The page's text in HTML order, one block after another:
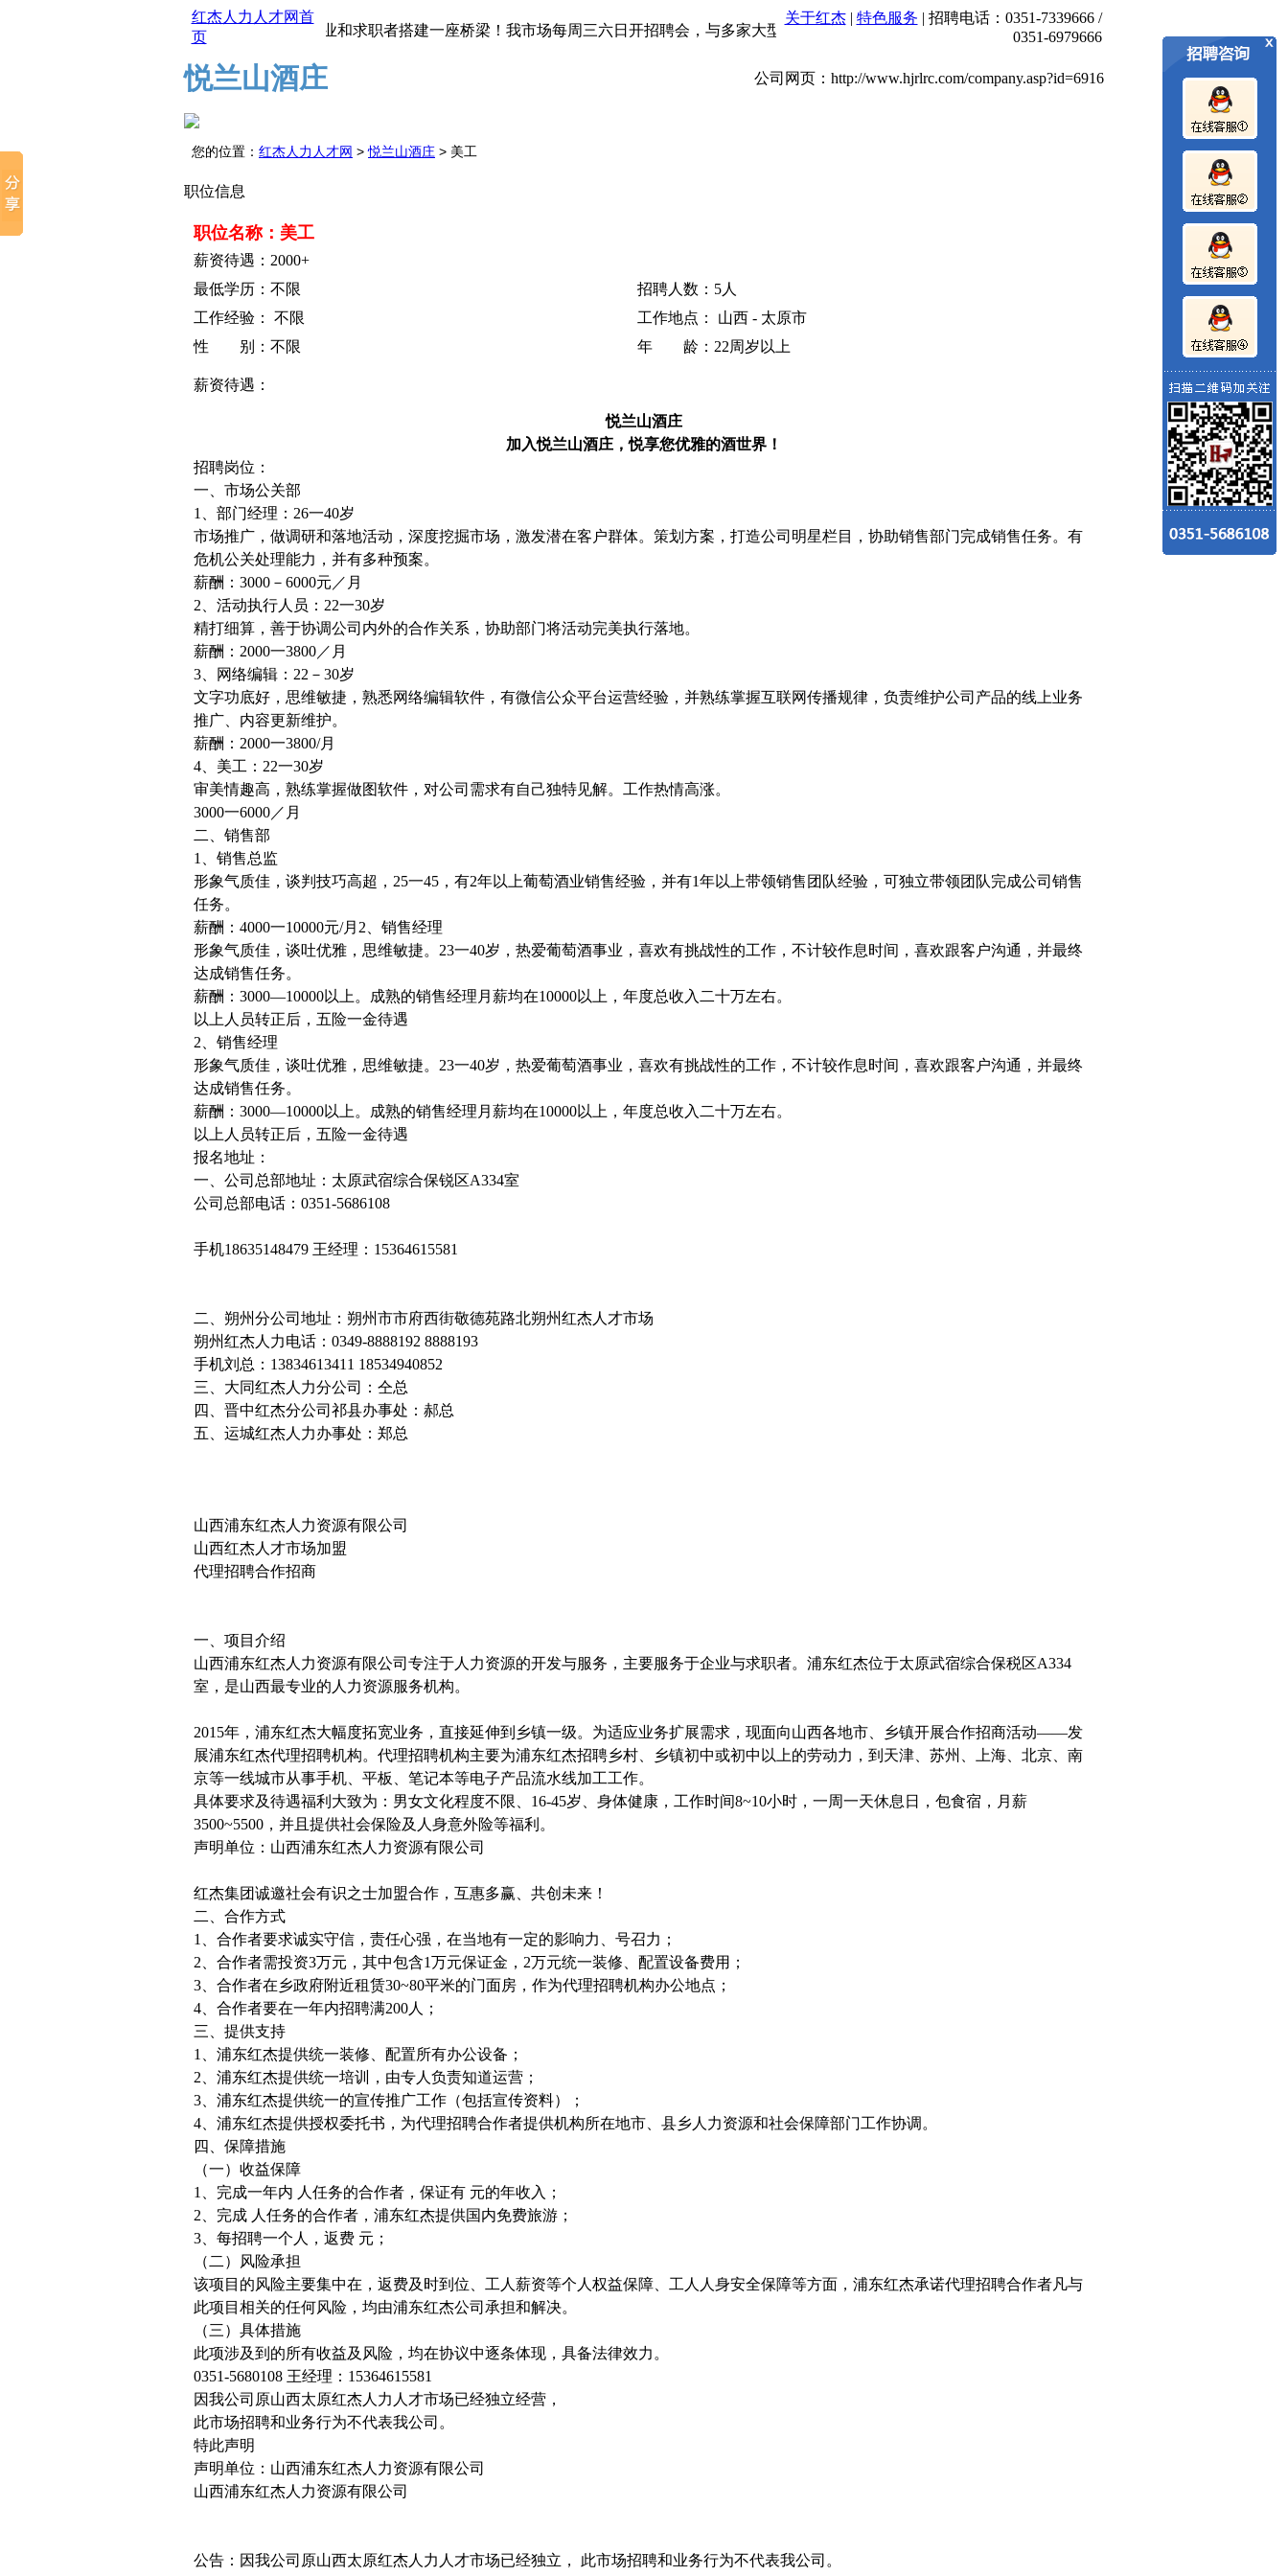
红杰人力人才网首
页
红杰人才市场为企业和求职者搭建一座桥梁！我市场每周三六日开招聘会，与多家大型企业联合招聘,招聘展位预订中红杰人才市场为企业和求职者搭建一座桥梁！
关于红杰| 特色服务 | 招聘电话：0351-7339666 /
0351-6979666
悦兰山酒庄 公司网页：http://www.hjrlrc.com/company.asp?id=6916
您的位置： 红杰人力人才网 >悦兰山酒庄 > 美工
职位信息
职位名称：美工
薪资待遇：2000+
最低学历：不限
招聘人数：5人
工作经验： 不限
工作地点： 山西 - 太原市
性 别：不限
年 龄：22周岁以上
薪资待遇：
悦兰山酒庄
加入悦兰山酒庄，悦享您优雅的酒世界！
招聘岗位：
一、市场公关部
1、部门经理：26一40岁
市场推广，做调研和落地活动，深度挖掘市场，激发潜在客户群体。策划方案，打造公司明星栏目，协助销售部门完成销售任务。有
危机公关处理能力，并有多种预案。
薪酬：3000－6000元／月
2、活动执行人员：22一30岁
精打细算，善于协调公司内外的合作关系，协助部门将活动完美执行落地。
薪酬：2000一3800／月
3、网络编辑：22－30岁
文字功底好，思维敏捷，熟悉网络编辑软件，有微信公众平台运营经验，并熟练掌握互联网传播规律，负责维护公司产品的线上业务
推广、内容更新维护。
薪酬：2000一3800/月
4、美工：22一30岁
审美情趣高，熟练掌握做图软件，对公司需求有自己独特见解。工作热情高涨。
3000一6000／月
二、销售部
1、销售总监
形象气质佳，谈判技巧高超，25一45，有2年以上葡萄酒业销售经验，并有1年以上带领销售团队经验，可独立带领团队完成公司销售
任务。
薪酬：4000一10000元/月2、销售经理
形象气质佳，谈吐优雅，思维敏捷。23一40岁，热爱葡萄酒事业，喜欢有挑战性的工作，不计较作息时间，喜欢跟客户沟通，并最终
达成销售任务。
薪酬：3000—10000以上。成熟的销售经理月薪均在10000以上，年度总收入二十万左右。
以上人员转正后，五险一金待遇
2、销售经理
形象气质佳，谈吐优雅，思维敏捷。23一40岁，热爱葡萄酒事业，喜欢有挑战性的工作，不计较作息时间，喜欢跟客户沟通，并最终
达成销售任务。
薪酬：3000—10000以上。成熟的销售经理月薪均在10000以上，年度总收入二十万左右。
以上人员转正后，五险一金待遇
报名地址：
一、公司总部地址：太原武宿综合保锐区A334室
公司总部电话：0351-5686108
手机18635148479 王经理：15364615581
二、朔州分公司地址：朔州市市府西街敬德苑路北朔州红杰人才市场
朔州红杰人力电话：0349-8888192 8888193
手机刘总：13834613411 18534940852
三、大同红杰人力分公司：仝总
四、晋中红杰分公司祁县办事处：郝总
五、运城红杰人力办事处：郑总
山西浦东红杰人力资源有限公司
山西红杰人才市场加盟
代理招聘合作招商
一、项目介绍
山西浦东红杰人力资源有限公司专注于人力资源的开发与服务，主要服务于企业与求职者。浦东红杰位于太原武宿综合保税区A334
室，是山西最专业的人力资源服务机构。
2015年，浦东红杰大幅度拓宽业务，直接延伸到乡镇一级。为适应业务扩展需求，现面向山西各地市、乡镇开展合作招商活动——发
展浦东红杰代理招聘机构。代理招聘机构主要为浦东红杰招聘乡村、乡镇初中或初中以上的劳动力，到天津、苏州、上海、北京、南
京等一线城市从事手机、平板、笔记本等电子产品流水线加工工作。
具体要求及待遇福利大致为：男女文化程度不限、16-45岁、身体健康，工作时间8~10小时，一周一天休息日，包食宿，月薪
3500~5500，并且提供社会保险及人身意外险等福利。
声明单位：山西浦东红杰人力资源有限公司
红杰集团诚邀社会有识之士加盟合作，互惠多赢、共创未来！
二、合作方式
1、合作者要求诚实守信，责任心强，在当地有一定的影响力、号召力；
2、合作者需投资3万元，其中包含1万元保证金，2万元统一装修、配置设备费用；
3、合作者在乡政府附近租赁30~80平米的门面房，作为代理招聘机构办公地点；
4、合作者要在一年内招聘满200人；
三、提供支持
1、浦东红杰提供统一装修、配置所有办公设备；
2、浦东红杰提供统一培训，由专人负责知道运营；
3、浦东红杰提供统一的宣传推广工作（包括宣传资料）；
4、浦东红杰提供授权委托书，为代理招聘合作者提供机构所在地市、县乡人力资源和社会保障部门工作协调。
四、保障措施
（一）收益保障
1、完成一年内 人任务的合作者，保证有 元的年收入；
2、完成 人任务的合作者，浦东红杰提供国内免费旅游；
3、每招聘一个人，返费 元；
（二）风险承担
该项目的风险主要集中在，返费及时到位、工人薪资等个人权益保障、工人人身安全保障等方面，浦东红杰承诺代理招聘合作者凡与
此项目相关的任何风险，均由浦东红杰公司承担和解决。
（三）具体措施
此项涉及到的所有收益及风险，均在协议中逐条体现，具备法律效力。
0351-5680108 王经理：15364615581
因我公司原山西太原红杰人力人才市场已经独立经营，
此市场招聘和业务行为不代表我公司。
特此声明
声明单位：山西浦东红杰人力资源有限公司
山西浦东红杰人力资源有限公司
公告：因我公司原山西太原红杰人力人才市场已经独立， 此市场招聘和业务行为不代表我公司。